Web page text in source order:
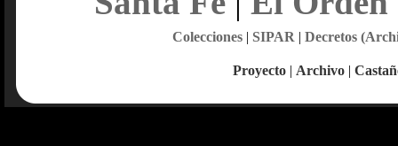
Colecciones| SIPAR | Decretos
Proyecto | Archivo |